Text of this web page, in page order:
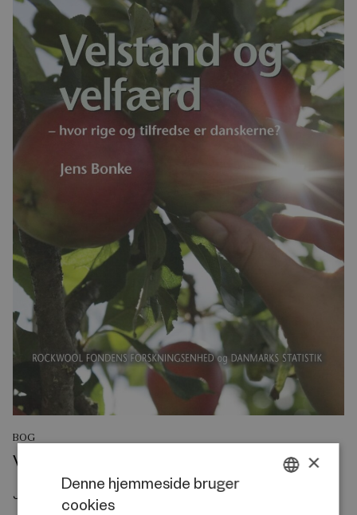
BOG
Velstand og velfærd
Juli 2015
×
Denne hjemmeside bruger
cookies